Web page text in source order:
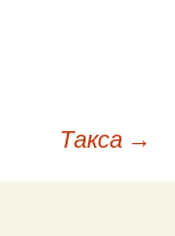
Такса →